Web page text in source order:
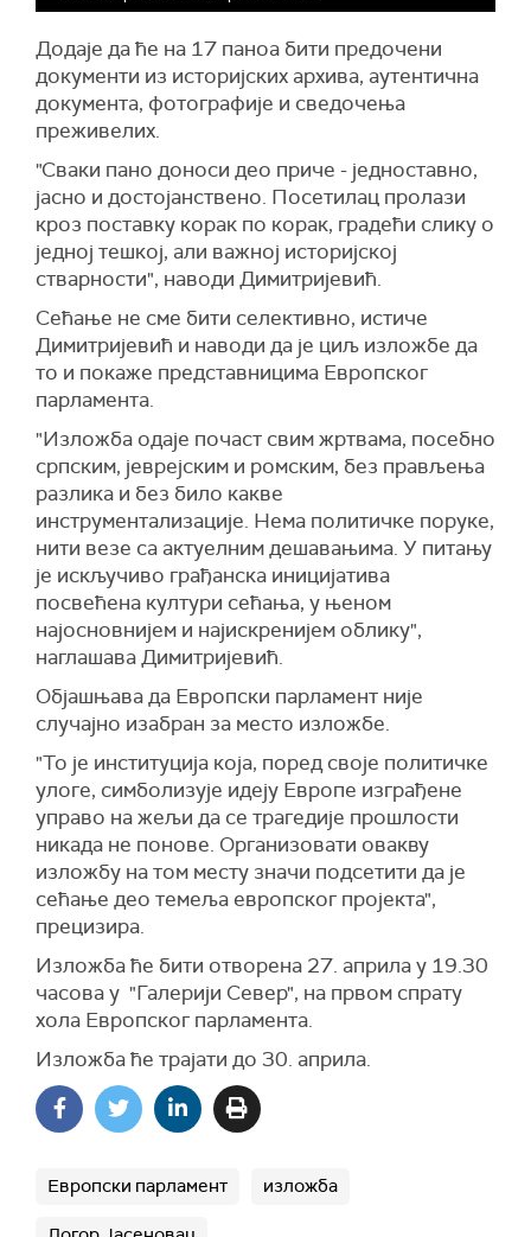
Додаје да ће на 17 паноа бити предочени
документи из историјских архива, аутентична
документа, фотографије и сведочења
преживелих.
"Сваки пано доноси део приче - једноставно,
јасно и достојанствено. Посетилац пролази
кроз поставку корак по корак, градећи слику о
једној тешкој, али важној историјској
стварности", наводи Димитријевић.
Сећање не сме бити селективно, истиче
Димитријевић и наводи да је циљ изложбе да
то и покаже представницима Европског
парламента.
"Изложба одаје почаст свим жртвама, посебно
српским, јеврејским и ромским, без прављења
разлика и без било какве
инструментализације. Нема политичке поруке,
нити везе са актуелним дешавањима. У питању
је искључиво грађанска иницијатива
посвећена култури сећања, у њеном
најосновнијем и најискренијем облику",
наглашава Димитријевић.
Објашњава да Европски парламент није
случајно изабран за место изложбе.
"То је институција која, поред своје политичке
улоге, симболизује идеју Европе изграђене
управо на жељи да се трагедије прошлости
никада не понове. Организовати овакву
изложбу на том месту значи подсетити да је
сећање део темеља европског пројекта",
прецизира.
Изложба ће бити отворена 27. априла у 19.30
часова у "Галерији Север", на првом спрату
хола Европског парламента.
Изложба ће трајати до 30. априла.
Европски парламент изложба